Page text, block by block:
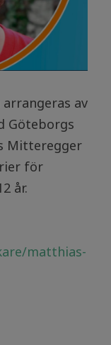
av
Göteborgs
Mitteregger
för
år.
matthias-